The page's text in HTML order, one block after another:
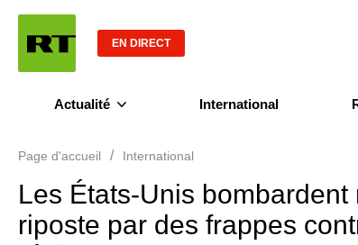
EN DIRECT
Actualité International
Page d'accueil / International
Les États-Unis
riposte par des frappes